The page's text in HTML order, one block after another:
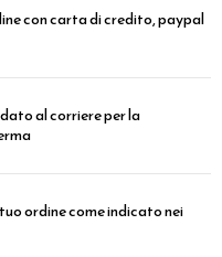
con carta di credito, paypal
al corriere per la
ordine come indicato nei